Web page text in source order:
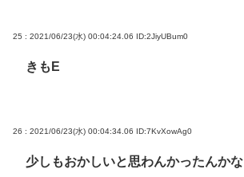
25 : 2021/06/23(水) 00:04:24.06 ID:2JiyUBum0
きもE
26 : 2021/06/23(水) 00:04:34.06 ID:7KvXowAg0
少しもおかしいと思わんかったんかな